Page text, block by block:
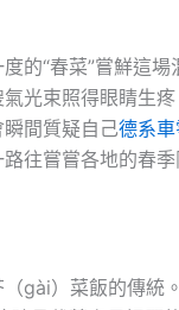
的“春菜”嘗鮮這
光束照得眼睛生
間質疑自己德系
往嘗嘗各地的春
gài）菜飯的傳統